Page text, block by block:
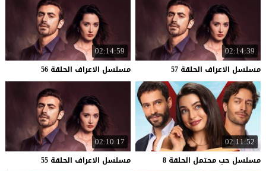
02:14:39
مسلسل الاعراف الحلقة 57
02:14:59
مسلسل الاعراف الحلقة 56
02:11:52
مسلسل حب محتمل الحلقة 8
02:10:17
مسلسل الاعراف الحلقة 55